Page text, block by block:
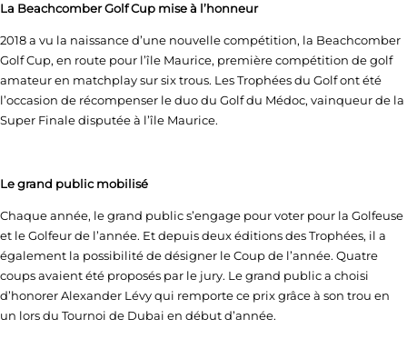
La Beachcomber Golf Cup mise à l’honneur
2018 a vu la naissance d’une nouvelle compétition, la Beachcomber
Golf Cup, en route pour l’île Maurice, première compétition de golf
amateur en matchplay sur six trous. Les Trophées du Golf ont été
l’occasion de récompenser le duo du Golf du Médoc, vainqueur de la
Super Finale disputée à l’île Maurice.
Le grand public mobilisé
Chaque année, le grand public s’engage pour voter pour la Golfeuse
et le Golfeur de l’année. Et depuis deux éditions des Trophées, il a
également la possibilité de désigner le Coup de l’année. Quatre
coups avaient été proposés par le jury. Le grand public a choisi
d’honorer Alexander Lévy qui remporte ce prix grâce à son trou en
un lors du Tournoi de Dubai en début d’année.